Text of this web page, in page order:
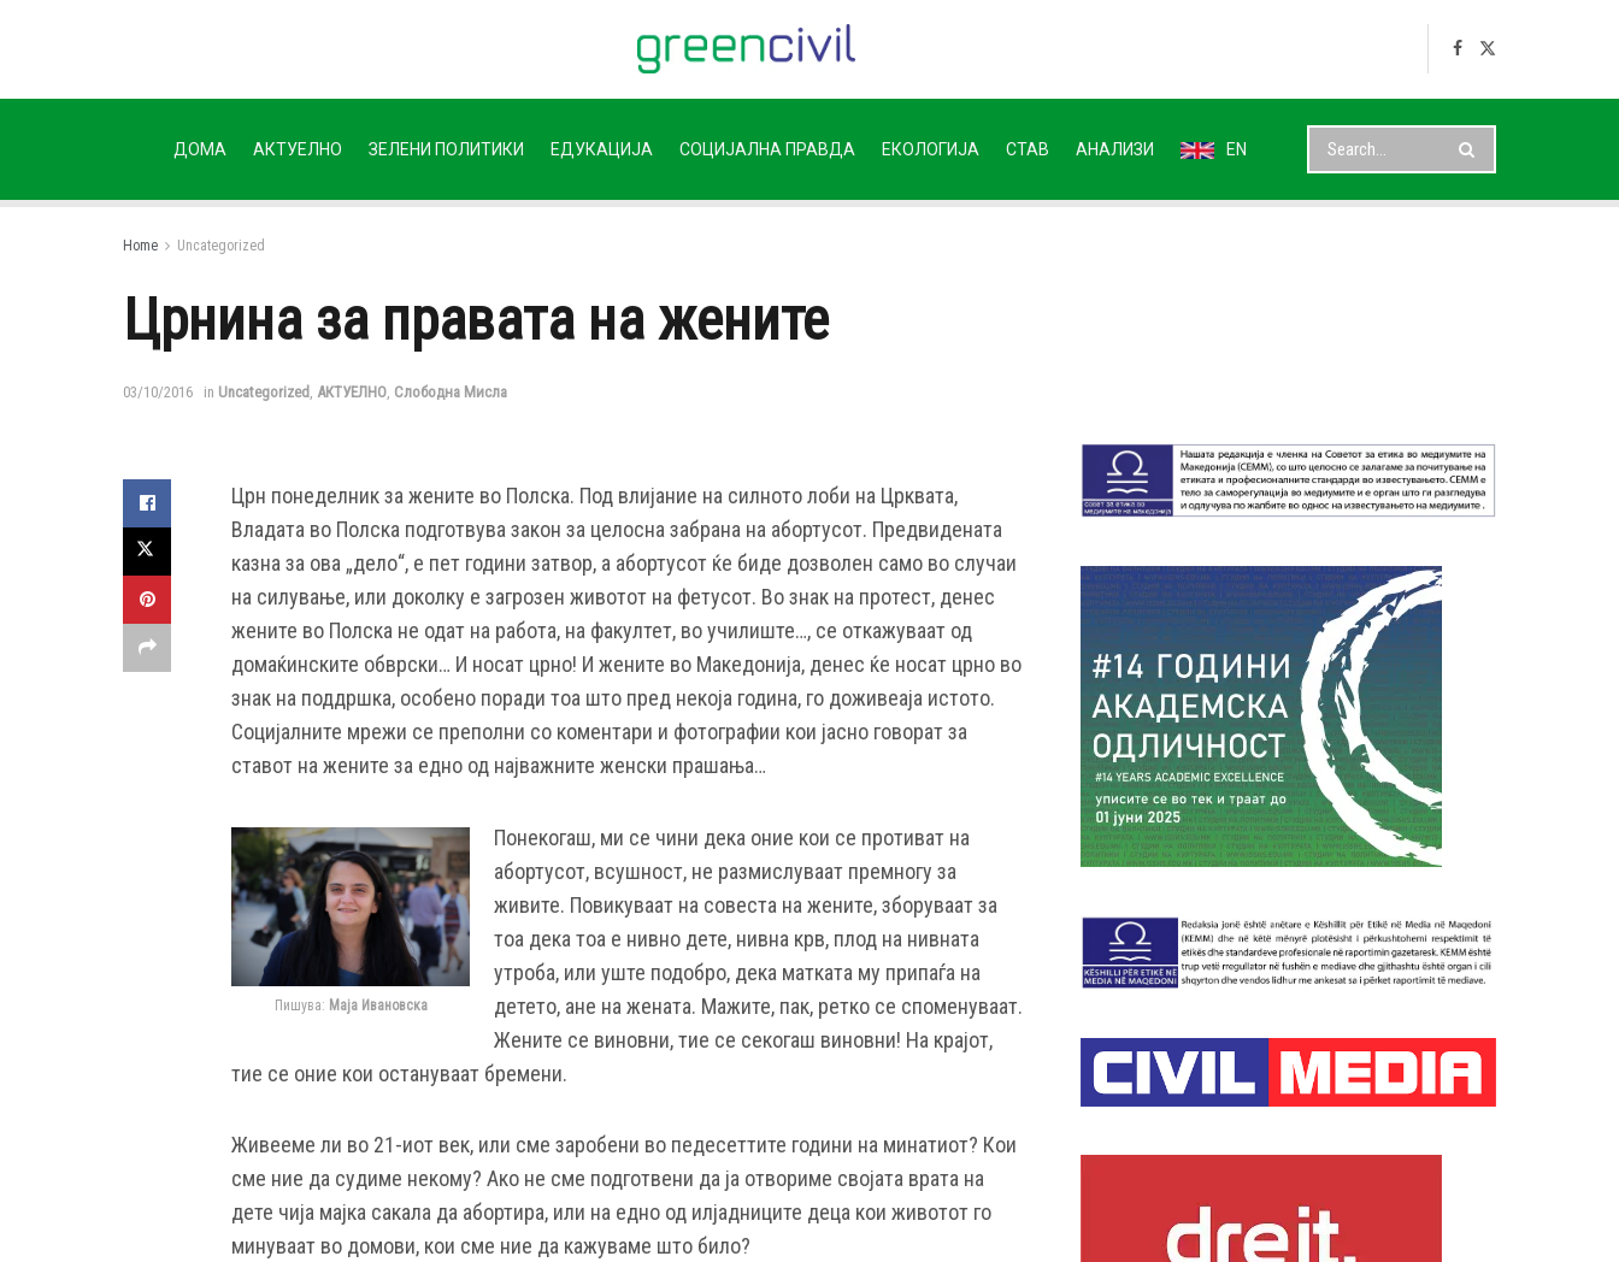
ДОМА АКТУЕЛНО ЗЕЛЕНИ ПОЛИТИКИ ЕДУКАЦИЈА СОЦИЈАЛНА ПРАВДА ЕКОЛОГИЈА СТАВ АНАЛИЗИ EN
Home Uncategorized
Црнина за правата на жените
03/10/2016 in Uncategorized , АКТУЕЛНО, Слободна Мисла
Црн понеделник за жените во Полска. Под влијание на силното лоби на Црквата,
Владата во Полска подготвува закон за целосна забрана на абортусот. Предвидената
казна за ова „дело“, е пет години затвор, а абортусот ќе биде дозволен само во случаи
на силување, или доколку е загрозен животот на фетусот. Во знак на протест, денес
жените во Полска не одат на работа, на факултет, во училиште…, се откажуваат од
домаќинските обврски… И носат црно! И жените во Македонија, денес ќе носат црно во
знак на поддршка, особено поради тоа што пред некоја година, го доживеаја истото.
Социјалните мрежи се преполни со коментари и фотографии кои јасно говорат за
ставот на жените за едно од најважните женски прашања…
Пишува: Маја Ивановска
Понекогаш, ми се чини дека оние кои се противат на
абортусот, всушност, не размислуваат премногу за
живите. Повикуваат на совеста на жените, зборуваат за
тоа дека тоа е нивно дете, нивна крв, плод на нивната
утроба, или уште подобро, дека матката му припаѓа на
детето, ане на жената. Мажите, пак, ретко се споменуваат.
Жените се виновни, тие се секогаш виновни! На крајот,
тие се оние кои остануваат бремени.
Живееме ли во 21-иот век, или сме заробени во педесеттите години на минатиот? Кои
сме ние да судиме некому? Ако не сме подготвени да ја отвориме својата врата на
дете чија мајка сакала да абортира, или на едно од илјадниците деца кои животот го
минуваат во домови, кои сме ние да кажуваме што било?